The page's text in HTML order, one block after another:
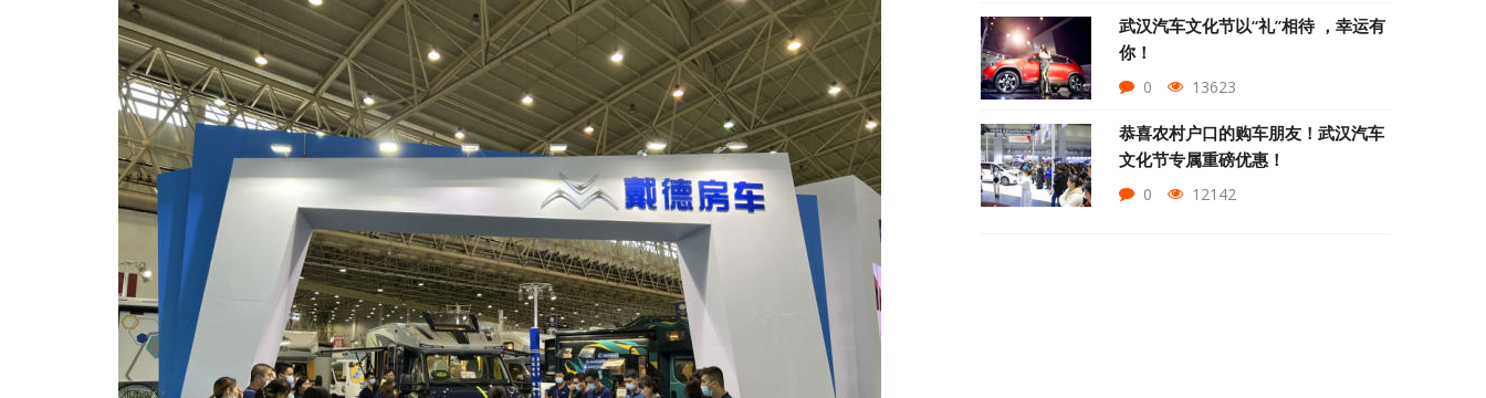
武汉汽车文化节以“礼”相待 ，幸运有
你！
0 13623
恭喜农村户口的购车朋友！武汉汽车
文化节专属重磅优惠！
0 12142